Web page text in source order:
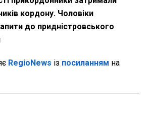
кордону. Чоловіки
до придністровського
RegioNews із посиланням на